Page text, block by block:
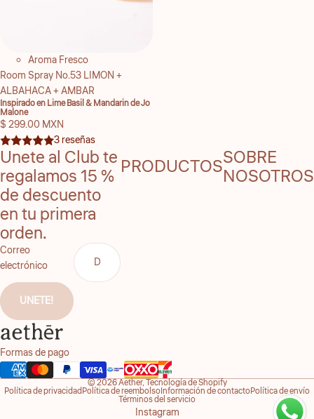
Aroma Fresco
Room Spray No.53 LIMON +
ALBAHACA + AMBAR
Inspirado en Lime Basil & Mandarin de Jo
Malone
$ 299.00 MXN
3 reseñas
Unete al Club te
regalamos 15 %
de descuento
en tu primera
orden.
Correo
electrónico
UNETE!
PRODUCTOSSOBRE
NOSOTROS
Formas de pago
© 2026Aether,Tecnología de Shopify
Política de privacidadPolítica de reembolsoInformación de contactoPolítica de envío
Términos del servicio
Instagram